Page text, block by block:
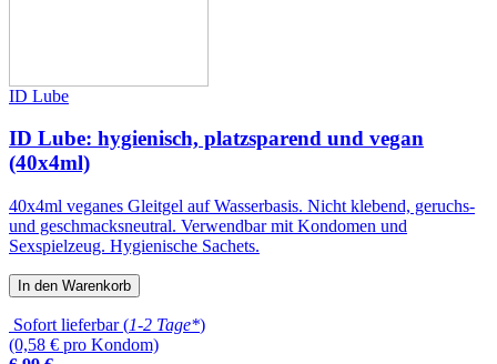
ID Lube
ID Lube: hygienisch, platzsparend und vegan
(40x4ml)
40x4ml veganes Gleitgel auf Wasserbasis. Nicht klebend, geruchs-
und geschmacksneutral. Verwendbar mit Kondomen und
Sexspielzeug. Hygienische Sachets.
In den Warenkorb
Sofort lieferbar (1-2 Tage*)
(0,58 € pro Kondom)